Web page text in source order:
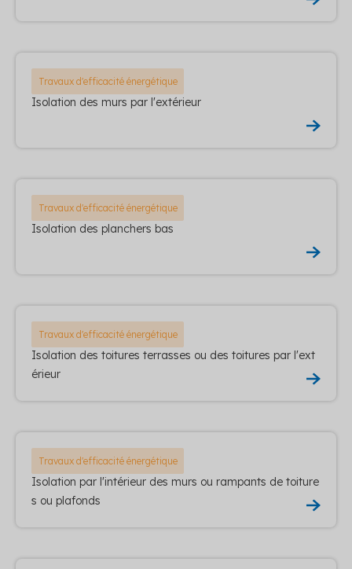
Travaux d'efficacité énergétique
Isolation des murs par l'extérieur
Travaux d'efficacité énergétique
Isolation des planchers bas
Travaux d'efficacité énergétique
Isolation des toitures terrasses ou des toitures par l'ext
érieur
Travaux d'efficacité énergétique
Isolation par l'intérieur des murs ou rampants de toiture
s ou plafonds